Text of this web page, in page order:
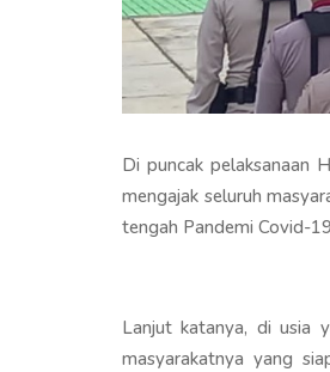
Di puncak pelaksanaan
mengajak seluruh
tengah Pandemi Covid-
Lanjut katanya, di usia
masyarakatnya yang